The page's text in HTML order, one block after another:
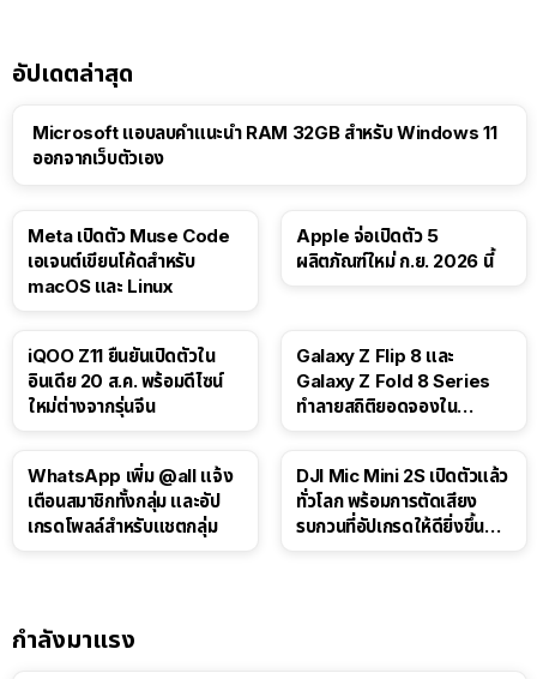
อัปเดตล่าสุด
Microsoft แอบลบคำแนะนำ RAM 32GB สำหรับ Windows 11
ออกจากเว็บตัวเอง
Meta เปิดตัว Muse Code
เอเจนต์เขียนโค้ดสำหรับ
macOS และ Linux
Apple จ่อเปิดตัว 5
ผลิตภัณฑ์ใหม่ ก.ย. 2026 นี้
iQOO Z11 ยืนยันเปิดตัวใน
อินเดีย 20 ส.ค. พร้อมดีไซน์
ใหม่ต่างจากรุ่นจีน
Galaxy Z Flip 8 และ
Galaxy Z Fold 8 Series
ทำลายสถิติยอดจองใน
WhatsApp เพิ่ม @all แจ้ง
เตือนสมาชิกทั้งกลุ่ม และอัป
เกรดโพลล์สำหรับแชตกลุ่ม
DJI Mic Mini 2S เปิดตัวแล้ว
ทั่วโลก พร้อมการตัดเสียง
รบกวนที่อัปเกรดให้ดียิ่งขึ้น
กำลังมาแรง